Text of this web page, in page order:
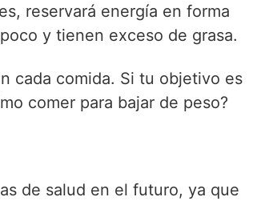
reservará energía en forma
y tienen exceso de grasa.
cada comida. Si tu objetivo es
comer para bajar de peso?
de salud en el futuro, ya que